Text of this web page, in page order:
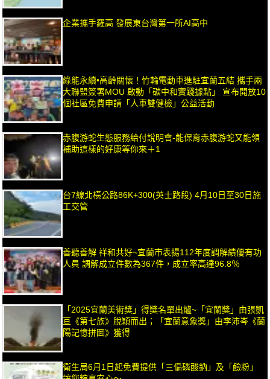
企業攜手羅高 發展東台灣第一所AI高中
綠能永續•高齡關懷！竹輪電動車進駐宜蘭五結 攜手兩
大聯盟簽署MOU 啟動「碳中和實踐據點」 宣布開放10
個社區免費申請「人車雙健檢」公益活動
赤腹游蛇生態服務給付說明會-能保育赤腹游蛇又能領
補助這樣的好康等你來＋1
台7線北橫公路86K+300(英士路段) 4月10日至30日施
工交管
善聽善解 祥和共好~宜蘭市表揚112年度調解績優有功
人員 調解成立件數為367件，成立率高達96.8％
「2025宜蘭美術獎」得獎名單出爐~「宜蘭獎」由張凱
亘《第七族》脫穎而出；「宜蘭意象獎」由李沛岑《蘭
陽記憶拼圖》獲得
衛生局6月1日起免費提供「三偏磷酸鈉」及「鹼粉」